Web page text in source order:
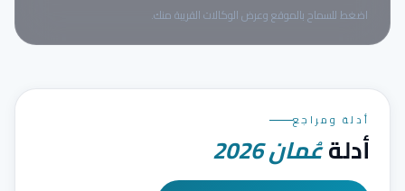
اضغط للسماح بالموقع وعرض الوكالات القريبة منك.
أدلة ومراجع
أدلةعُمان2026